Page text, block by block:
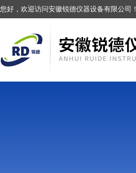
您好，欢迎访问安徽锐德仪器设备有限公司！